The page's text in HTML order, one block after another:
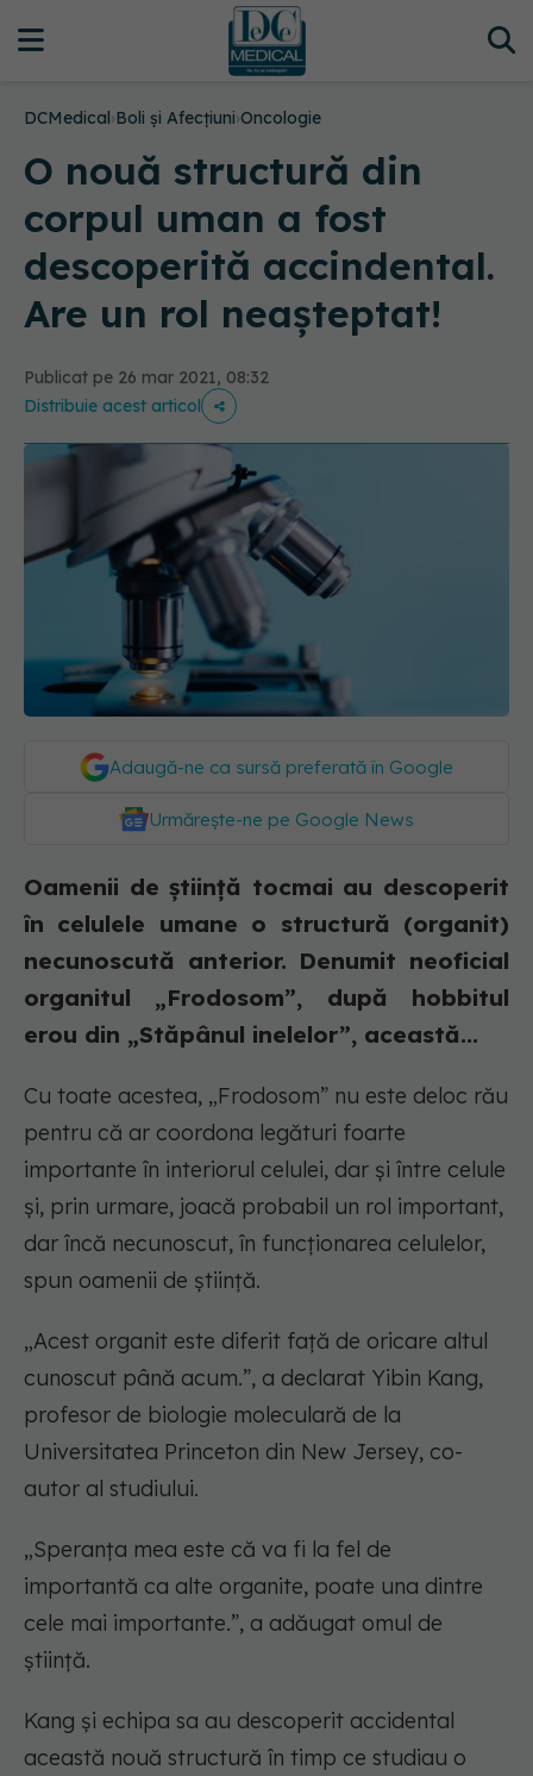
DCMedical›Boli și Afecțiuni›Oncologie
O nouă structură din
corpul uman a fost
descoperită accindental.
Are un rol neașteptat!
Publicat pe 26 mar 2021, 08:32
Distribuie acest articol
Adaugă-ne ca sursă preferată în Google
Urmărește-ne pe Google News
Oamenii de știință tocmai au descoperit
în celulele umane o structură (organit)
necunoscută anterior. Denumit neoficial
organitul „Frodosom”, după hobbitul
erou din „Stăpânul inelelor”, această...
Cu toate acestea, „Frodosom” nu este deloc rău
pentru că ar coordona legături foarte
importante în interiorul celulei, dar și între celule
și, prin urmare, joacă probabil un rol important,
dar încă necunoscut, în funcționarea celulelor,
spun oamenii de știință.
„Acest organit este diferit față de oricare altul
cunoscut până acum.”, a declarat Yibin Kang,
profesor de biologie moleculară de la
Universitatea Princeton din New Jersey, co-
autor al studiului.
„Speranța mea este că va fi la fel de
importantă ca alte organite, poate una dintre
cele mai importante.”, a adăugat omul de
știință.
Kang și echipa sa au descoperit accidental
această nouă structură în timp ce studiau o